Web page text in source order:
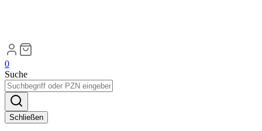
0
Suche
Schließen